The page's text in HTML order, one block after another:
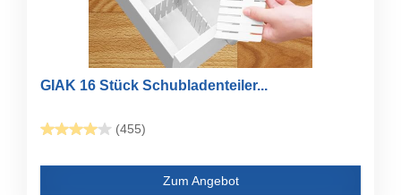
GIAK 16 Stück Schubladenteiler...
(455)
Zum Angebot